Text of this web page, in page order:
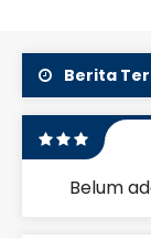
Berita
dengan
Belum